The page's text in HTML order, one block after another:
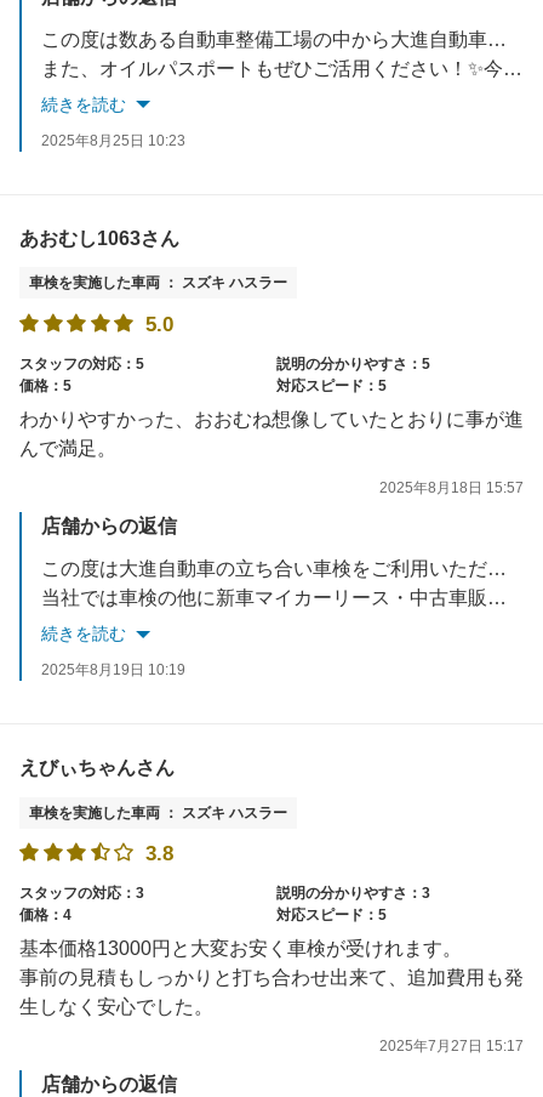
この度は数ある自動車整備工場の中から大進自動車の立ち合い車検をご利用いただきありがとうございました！料金面やサービス内容にご満足いただけたとのこと、大変励みになります。
また、オイルパスポートもぜひご活用ください！✨今後とも安心で快適なカーライフをサポートできるよう従業員一同努めてまいります。またのご来店を心よりお待ちしております！
続きを読む
2025年8月25日 10:23
あおむし1063さん
車検を実施した車両 ： スズキ ハスラー
5.0
スタッフの対応：5
説明の分かりやすさ：5
価格：5
対応スピード：5
わかりやすかった、おおむね想像していたとおりに事が進
んで満足。
2025年8月18日 15:57
店舗からの返信
この度は大進自動車の立ち合い車検をご利用いただきありがとうございました！また、星5つの高評価と励みになるお言葉を頂き、お客様にご満足いただけて嬉しく思います。ありがとうございます！✨従業員一同、今後もお客様にとって分かりやすいご案内を心がけてまいります。
当社では車検の他に新車マイカーリース・中古車販売・キズヘコミ直し・万が一の事故受付・保険の見直しなどお車の事はトータルサポートさせていただいております。何かございましたらぜひご相談ください。またのご来店を心よりお待ちしております！
続きを読む
2025年8月19日 10:19
えびぃちゃんさん
車検を実施した車両 ： スズキ ハスラー
3.8
スタッフの対応：3
説明の分かりやすさ：3
価格：4
対応スピード：5
基本価格13000円と大変お安く車検が受けれます。
事前の見積もしっかりと打ち合わせ出来て、追加費用も発
生しなく安心でした。
2025年7月27日 15:17
店舗からの返信